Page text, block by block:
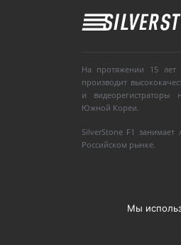
На протяжении 15 лет
производит
и видеорегистраторы
Южной Кореи.
SilverStone F1
Российском рынке.
Copyright ©
Мы